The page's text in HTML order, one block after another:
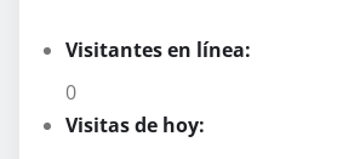
Visitantes en línea:
0
Visitas de hoy: